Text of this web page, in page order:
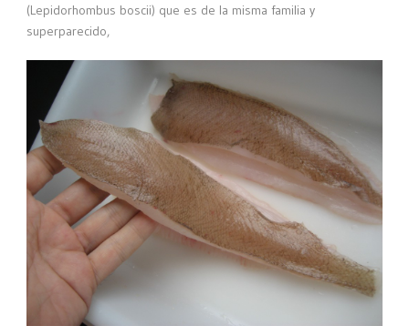
(Lepidorhombus boscii) que es de la misma familia y
superparecido,